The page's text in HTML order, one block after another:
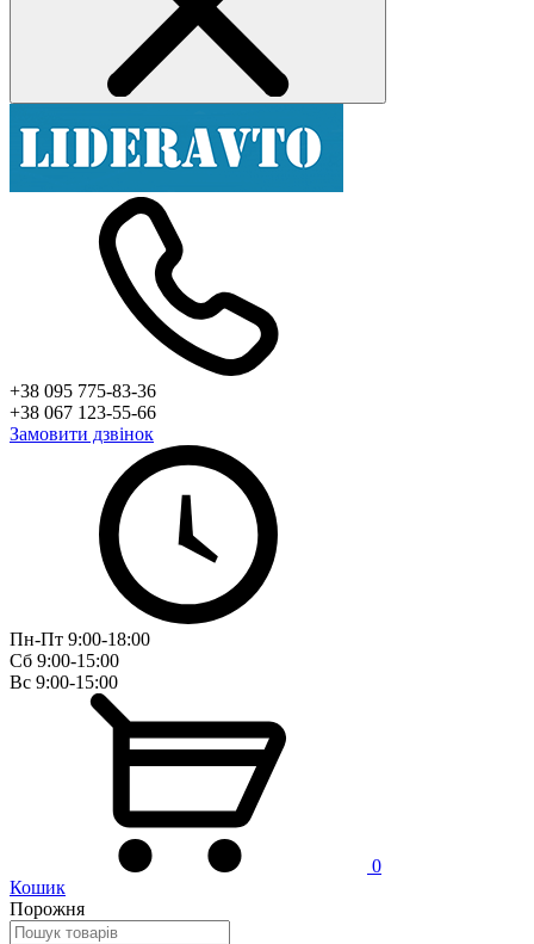
+38 095 775-83-36
+38 067 123-55-66
Замовити дзвінок
Пн-Пт 9:00-18:00
Сб 9:00-15:00
Вс 9:00-15:00
0
Кошик
Порожня